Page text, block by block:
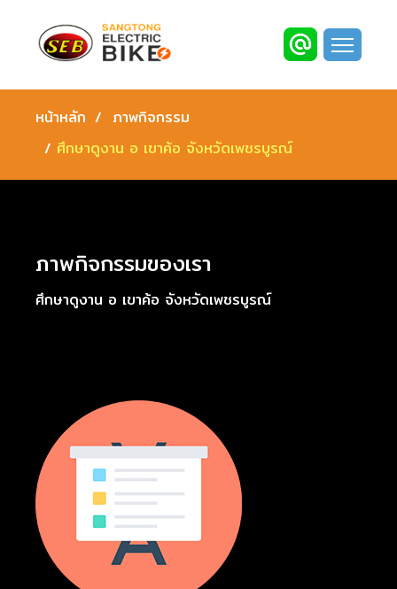
หน้าหลัก
ภาพกิจกรรม
ศึกษาดูงาน อ เขาค้อ จังหวัดเพชรบูรณ์
ภาพกิจกรรมของเรา
ศึกษาดูงาน อ เขาค้อ จังหวัดเพชรบูรณ์